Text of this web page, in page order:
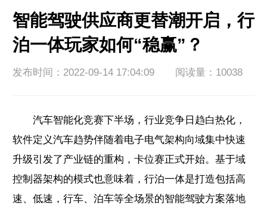
平台
百度地图
关于Apollo
智能驾驶供应商更替潮开启，行
泊一体玩家如何“稳赢”？
发布时间：2022-09-14 17:04:09 阅读量：10038
汽车智能化竞赛下半场，行业竞争日趋白热化，
软件定义汽车趋势伴随着电子电气架构向域集中快速
升级引发了产业链的重构，卡位赛正式开始。基于域
控制器架构的模式也意味着，行泊一体是打造包括高
速、低速，行车、泊车等全场景的智能驾驶方案落地